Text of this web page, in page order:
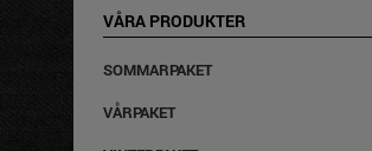
VÅRA PRODUKTER
SOMMARPAKET
VÅRPAKET